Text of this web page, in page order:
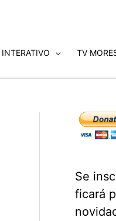
INTERATIVO TV
Se
ficará